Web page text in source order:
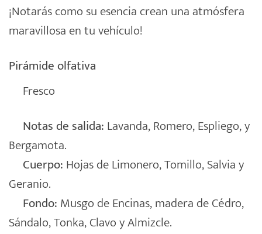
¡Notarás como su esencia crean una atmósfera
maravillosa en tu vehículo!
Pirámide olfativa
Fresco
Notas de salida: Lavanda, Romero, Espliego, y
Bergamota.
Cuerpo: Hojas de Limonero, Tomillo, Salvia y
Geranio.
Fondo: Musgo de Encinas, madera de Cédro,
Sándalo, Tonka, Clavo y Almizcle.